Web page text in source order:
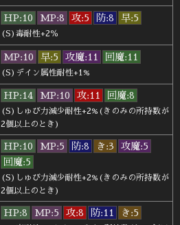
HP:10 MP:8 攻:5 防:8 早:5
(S)毒耐性+2％
MP:10 早:5 攻魔:11 回魔:11
(S)デイン属性耐性+1%
HP:14 MP:10 攻:11 回魔:8
(S)しゅび力減少耐性+2%(きのみの所持数が
2個以上のとき)
HP:10 MP:5 防:8 き:3
攻魔:5
回魔:5
(S)しゅび力減少耐性+2%(きのみの所持数が
2個以上のとき)
HP:8 MP:5 攻:8 防:11 き:5